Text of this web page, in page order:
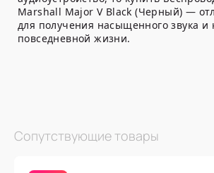
Marshall Major V Black (Черный) —
для получения насыщенного звука и
повседневной жизни.
Сопутствующие товары